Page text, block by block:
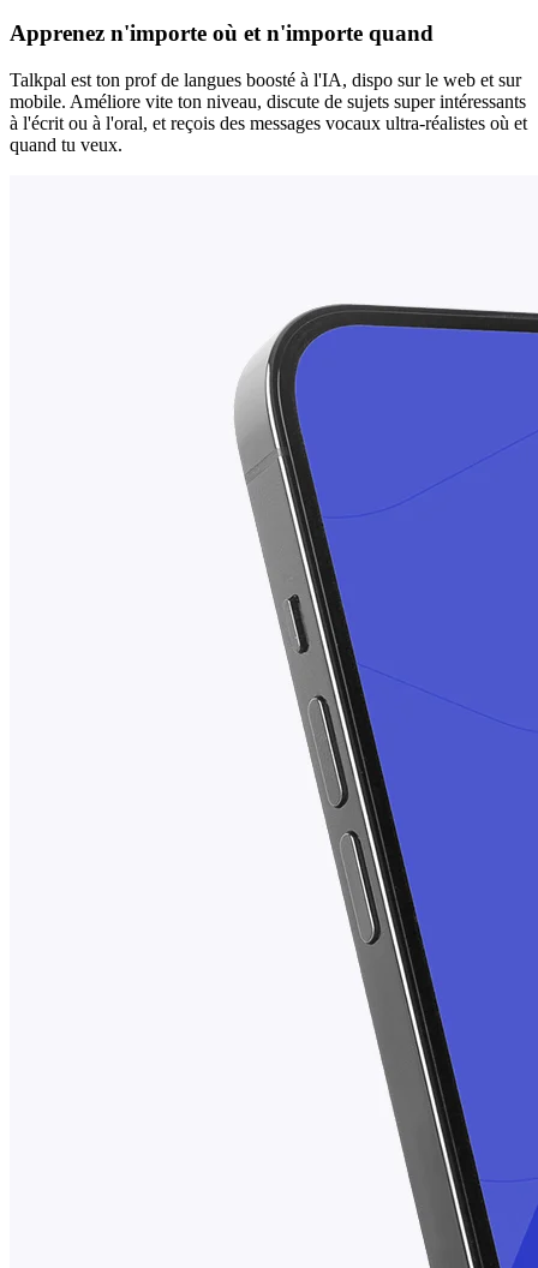
Apprenez n'importe où et n'importe quand
Talkpal est ton prof de langues boosté à l'IA, dispo sur le web et sur
mobile. Améliore vite ton niveau, discute de sujets super intéressants
à l'écrit ou à l'oral, et reçois des messages vocaux ultra-réalistes où et
quand tu veux.